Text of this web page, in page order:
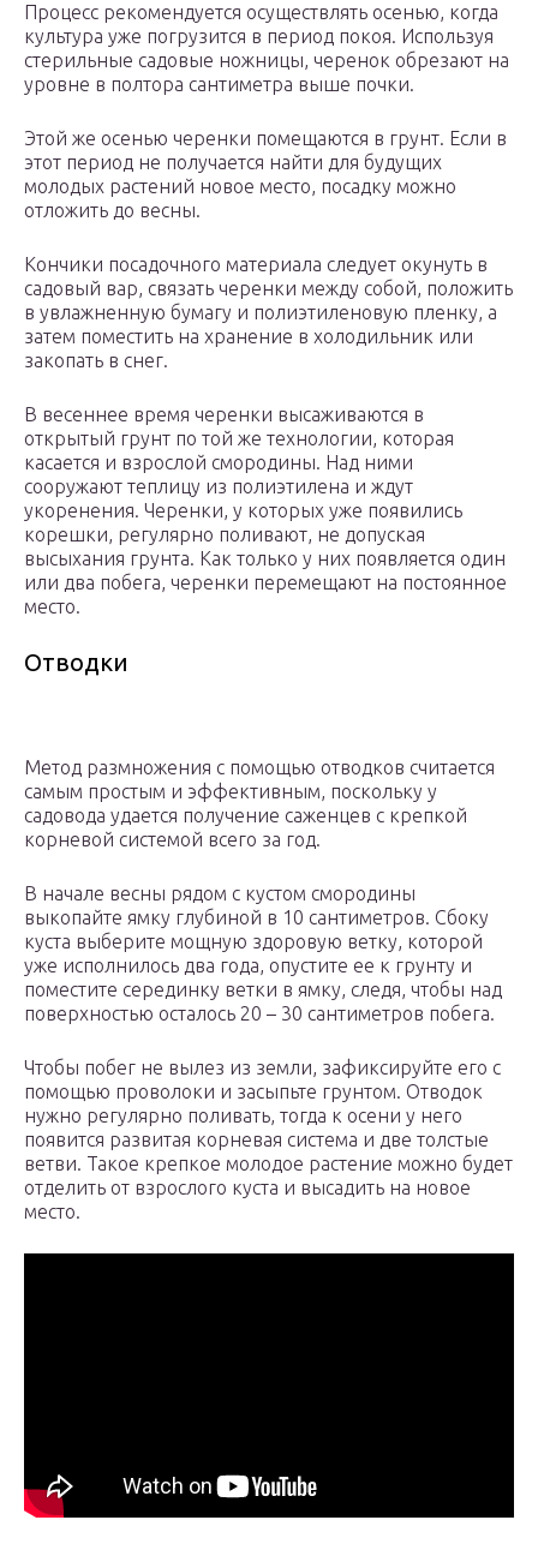
Процесс рекомендуется осуществлять осенью, когда
культура уже погрузится в период покоя. Используя
стерильные садовые ножницы, черенок обрезают на
уровне в полтора сантиметра выше почки.
Этой же осенью черенки помещаются в грунт. Если в
этот период не получается найти для будущих
молодых растений новое место, посадку можно
отложить до весны.
Кончики посадочного материала следует окунуть в
садовый вар, связать черенки между собой, положить
в увлажненную бумагу и полиэтиленовую пленку, а
затем поместить на хранение в холодильник или
закопать в снег.
В весеннее время черенки высаживаются в
открытый грунт по той же технологии, которая
касается и взрослой смородины. Над ними
сооружают теплицу из полиэтилена и ждут
укоренения. Черенки, у которых уже появились
корешки, регулярно поливают, не допуская
высыхания грунта. Как только у них появляется один
или два побега, черенки перемещают на постоянное
место.
Отводки
Метод размножения с помощью отводков считается
самым простым и эффективным, поскольку у
садовода удается получение саженцев с крепкой
корневой системой всего за год.
В начале весны рядом с кустом смородины
выкопайте ямку глубиной в 10 сантиметров. Сбоку
куста выберите мощную здоровую ветку, которой
уже исполнилось два года, опустите ее к грунту и
поместите серединку ветки в ямку, следя, чтобы над
поверхностью осталось 20 – 30 сантиметров побега.
Чтобы побег не вылез из земли, зафиксируйте его с
помощью проволоки и засыпьте грунтом. Отводок
нужно регулярно поливать, тогда к осени у него
появится развитая корневая система и две толстые
ветви. Такое крепкое молодое растение можно будет
отделить от взрослого куста и высадить на новое
место.